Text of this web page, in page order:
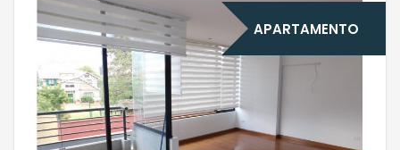
APARTAMENTO